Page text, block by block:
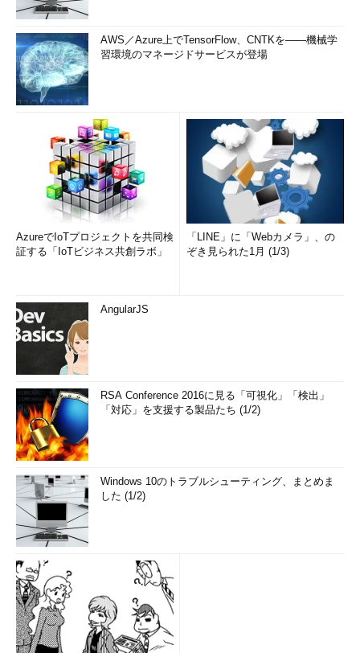
AWS／Azure上でTensorFlow、CNTKを――機械学
習環境のマネージドサービスが登場
AzureでIoTプロジェクトを共同検
証する「IoTビジネス共創ラボ」
「LINE」に「Webカメラ」、の
ぞき見られた1月 (1/3)
AngularJS
RSA Conference 2016に見る「可視化」「検出」
「対応」を支援する製品たち (1/2)
Windows 10のトラブルシューティング、まとめま
した (1/2)